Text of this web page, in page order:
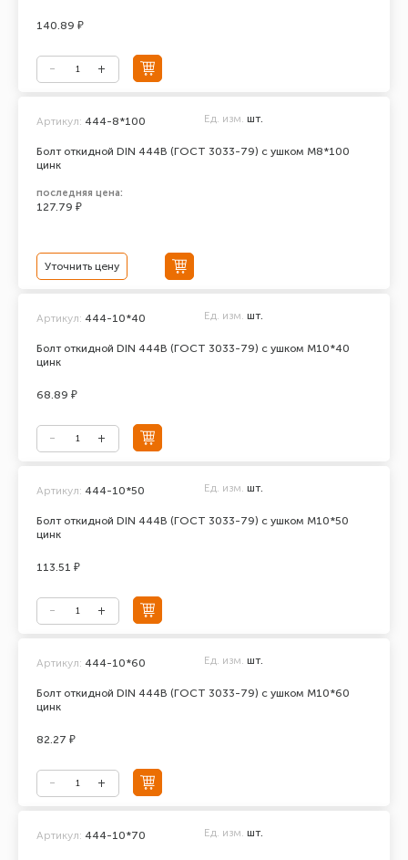
140.89 ₽
Болт откидной DIN 444В (ГОСТ 3033-79) с ушком М8*100
цинк
Артикул: 444-8*100 Ед. изм. шт.
последняя цена:
127.79 ₽
Уточнить цену
Болт откидной DIN 444В (ГОСТ 3033-79) с ушком М10*40
цинк
Артикул: 444-10*40 Ед. изм. шт.
68.89 ₽
Болт откидной DIN 444В (ГОСТ 3033-79) с ушком М10*50
цинк
Артикул: 444-10*50 Ед. изм. шт.
113.51 ₽
Болт откидной DIN 444В (ГОСТ 3033-79) с ушком М10*60
цинк
Артикул: 444-10*60 Ед. изм. шт.
82.27 ₽
Артикул: 444-10*70 Ед. изм. шт.